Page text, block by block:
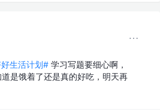
生活计划# 学习写题要细心啊，
是饿着了还是真的好吃，明天再